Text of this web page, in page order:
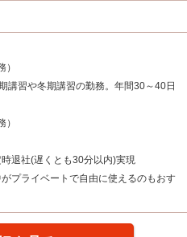
習や冬期講習の勤務。年間30～40日
退社(遅くとも30分以内)実現
プライベートで自由に使えるのもおす